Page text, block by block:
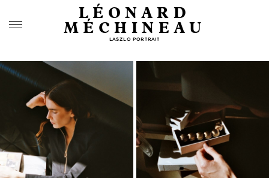
LÉONARD
MÉCHINEAU
LASZLO PORTRAIT